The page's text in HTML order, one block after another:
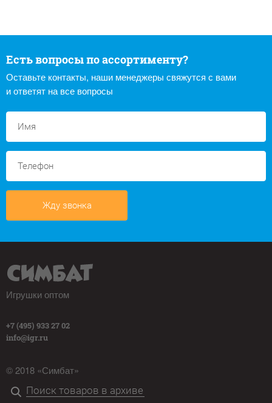
Есть вопросы по ассортименту?
Оставьте контакты, наши менеджеры свяжутся с вами
и ответят на все вопросы
Жду звонка
Игрушки оптом
+7 (495) 933 27 02
info@igr.ru
© 2018 «Симбат»